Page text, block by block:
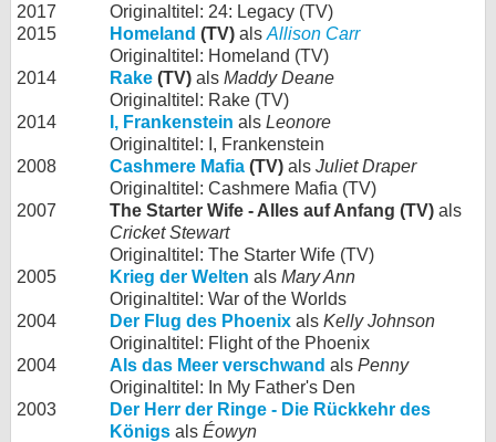
2017
Originaltitel: 24: Legacy (TV)
2015
Homeland (TV) als Allison Carr
Originaltitel: Homeland (TV)
2014
Rake (TV) als Maddy Deane
Originaltitel: Rake (TV)
2014
I, Frankenstein als Leonore
Originaltitel: I, Frankenstein
2008
Cashmere Mafia (TV) als Juliet Draper
Originaltitel: Cashmere Mafia (TV)
2007
The Starter Wife - Alles auf Anfang (TV) als
Cricket Stewart
Originaltitel: The Starter Wife (TV)
2005
Krieg der Welten als Mary Ann
Originaltitel: War of the Worlds
2004
Der Flug des Phoenix als Kelly Johnson
Originaltitel: Flight of the Phoenix
2004
Als das Meer verschwand als Penny
Originaltitel: In My Father's Den
2003
Der Herr der Ringe - Die Rückkehr des
Königs als Éowyn